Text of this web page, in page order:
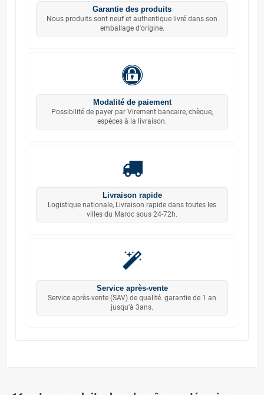
Garantie des produits
Nous produits sont neuf et authentique livré dans son
emballage d'origine.
Modalité de paiement
Possibilité de payer par Virement bancaire, chèque,
espèces à la livraison.
Livraison rapide
Logistique nationale, Livraison rapide dans toutes les
villes du Maroc sous 24-72h.
Service après-vente
Service après-vente (SAV) de qualité. garantie de 1 an
jusqu'à 3ans.